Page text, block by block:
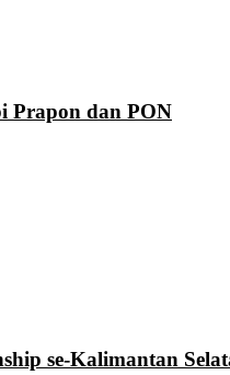
Prapon dan PON
se-Kalimantan